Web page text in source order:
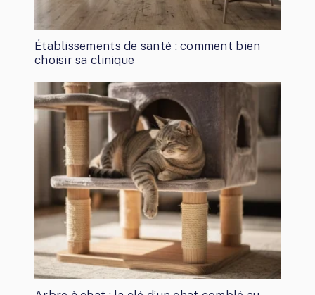
Établissements de santé : comment bien
choisir sa clinique